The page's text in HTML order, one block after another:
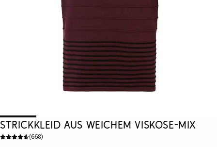
Strickkleid aus weichem Viskose-Mix
(668)